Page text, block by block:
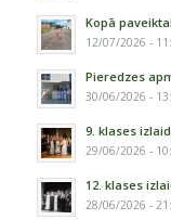
Kopā
12/07/2026 -
Pieredzes
30/06/2026 -
9. klases
29/06/2026 -
12. klases
28/06/2026 -